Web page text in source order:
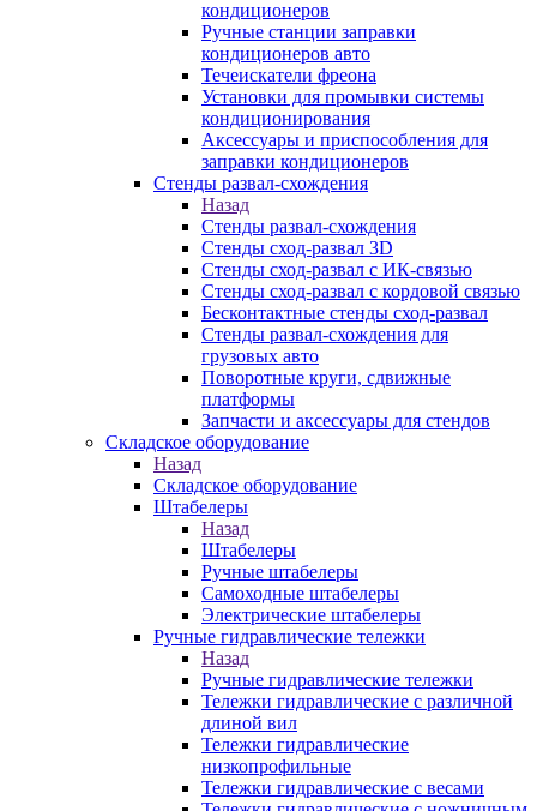
кондиционеров
Ручные станции заправки
кондиционеров авто
Течеискатели фреона
Установки для промывки системы
кондиционирования
Аксессуары и приспособления для
заправки кондиционеров
Стенды развал-схождения
Назад
Стенды развал-схождения
Стенды сход-развал 3D
Стенды сход-развал с ИК-связью
Стенды сход-развал с кордовой связью
Бесконтактные стенды сход-развал
Стенды развал-схождения для
грузовых авто
Поворотные круги, сдвижные
платформы
Запчасти и аксессуары для стендов
Складское оборудование
Назад
Складское оборудование
Штабелеры
Назад
Штабелеры
Ручные штабелеры
Самоходные штабелеры
Электрические штабелеры
Ручные гидравлические тележки
Назад
Ручные гидравлические тележки
Тележки гидравлические с различной
длиной вил
Тележки гидравлические
низкопрофильные
Тележки гидравлические с весами